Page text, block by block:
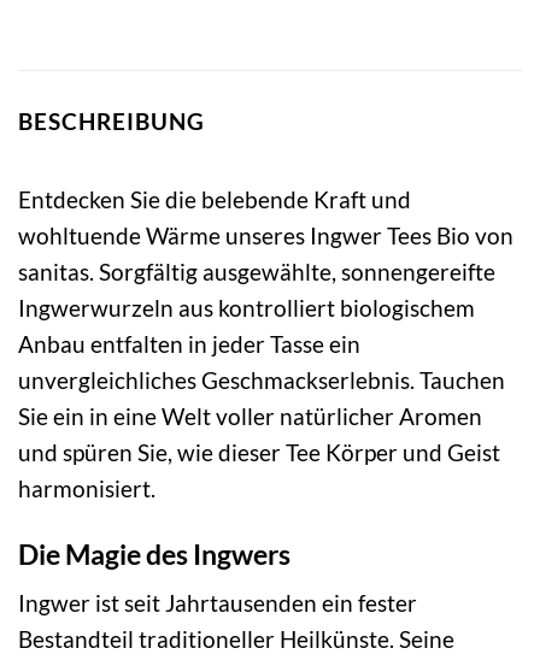
BESCHREIBUNG
Entdecken Sie die belebende Kraft und
wohltuende Wärme unseres Ingwer Tees Bio von
sanitas. Sorgfältig ausgewählte, sonnengereifte
Ingwerwurzeln aus kontrolliert biologischem
Anbau entfalten in jeder Tasse ein
unvergleichliches Geschmackserlebnis. Tauchen
Sie ein in eine Welt voller natürlicher Aromen
und spüren Sie, wie dieser Tee Körper und Geist
harmonisiert.
Die Magie des Ingwers
Ingwer ist seit Jahrtausenden ein fester
Bestandteil traditioneller Heilkünste. Seine